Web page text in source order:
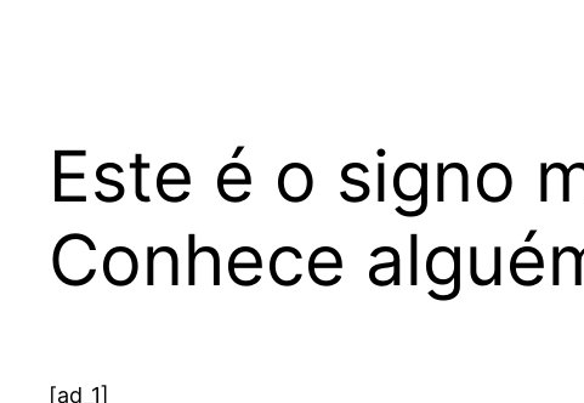
Este é o signo
Conhece
[ad_1]